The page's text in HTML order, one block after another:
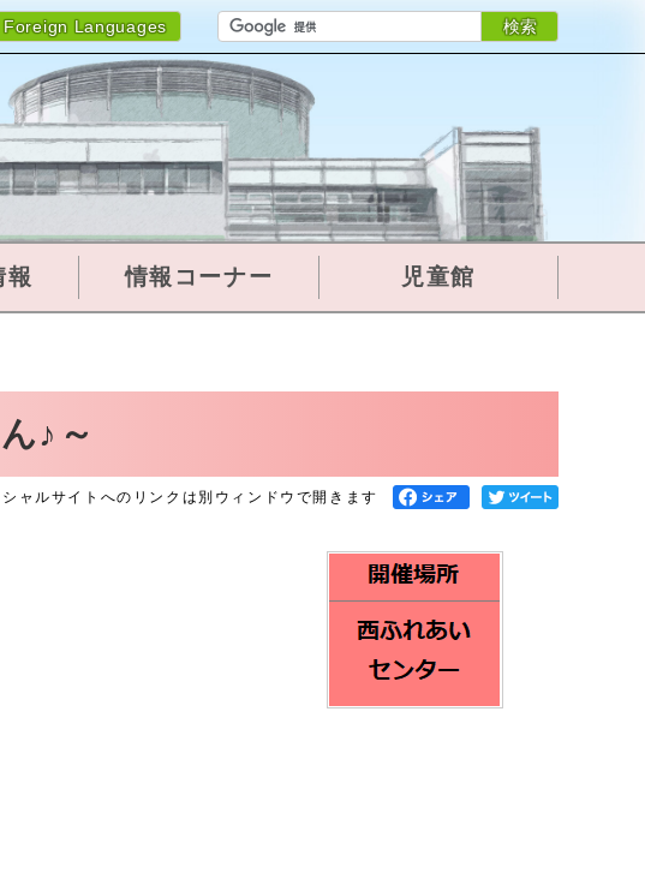
Foreign Languages 検索
報 情報コーナー 児童館
♪～
シャルサイトへのリンクは別ウィンドウで開きます